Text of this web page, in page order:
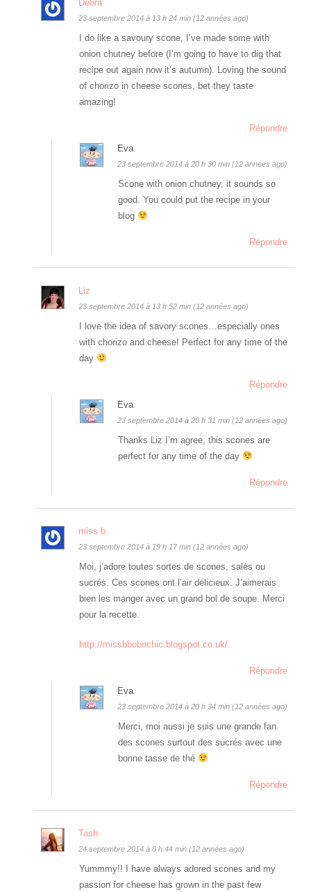
Debra
23 septembre 2014 à 13 h 24 min (12 années ago)
I do like a savoury scone, I’ve made some with
onion chutney before (I’m going to have to dig that
recipe out again now it’s autumn). Loving the sound
of chorizo in cheese scones, bet they taste
amazing!
Répondre
Eva
23 septembre 2014 à 20 h 30 min (12 années ago)
Scone with onion chutney, it sounds so
good. You could put the recipe in your
blog
Répondre
Liz
23 septembre 2014 à 13 h 52 min (12 années ago)
I love the idea of savory scones…especially ones
with chorizo and cheese! Perfect for any time of the
day
Répondre
Eva
23 septembre 2014 à 20 h 31 min (12 années ago)
Thanks Liz I’m agree, this scones are
perfect for any time of the day
Répondre
miss b
23 septembre 2014 à 19 h 17 min (12 années ago)
Moi, j’adore toutes sortes de scones, salés ou
sucrés. Ces scones ont l’air délicieux. J’aimerais
bien les manger avec un grand bol de soupe. Merci
pour la recette.
http://missbbobochic.blogspot.co.uk/
Répondre
Eva
23 septembre 2014 à 20 h 34 min (12 années ago)
Merci, moi aussi je suis une grande fan
des scones surtout des sucrés avec une
bonne tasse de thé
Répondre
Tash
24 septembre 2014 à 0 h 44 min (12 années ago)
Yummmy!! I have always adored scones and my
passion for cheese has grown in the past few